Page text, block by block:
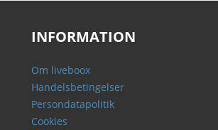
INFORMATION
Om liveboox
Handelsbetingelser
Persondatapolitik
Cookies